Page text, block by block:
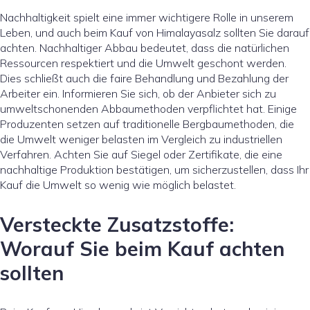
Nachhaltigkeit spielt eine immer wichtigere Rolle in unserem
Leben, und auch beim Kauf von Himalayasalz sollten Sie darauf
achten. Nachhaltiger Abbau bedeutet, dass die natürlichen
Ressourcen respektiert und die Umwelt geschont werden.
Dies schließt auch die faire Behandlung und Bezahlung der
Arbeiter ein. Informieren Sie sich, ob der Anbieter sich zu
umweltschonenden Abbaumethoden verpflichtet hat. Einige
Produzenten setzen auf traditionelle Bergbaumethoden, die
die Umwelt weniger belasten im Vergleich zu industriellen
Verfahren. Achten Sie auf Siegel oder Zertifikate, die eine
nachhaltige Produktion bestätigen, um sicherzustellen, dass Ihr
Kauf die Umwelt so wenig wie möglich belastet.
Versteckte Zusatzstoffe:
Worauf Sie beim Kauf achten
sollten